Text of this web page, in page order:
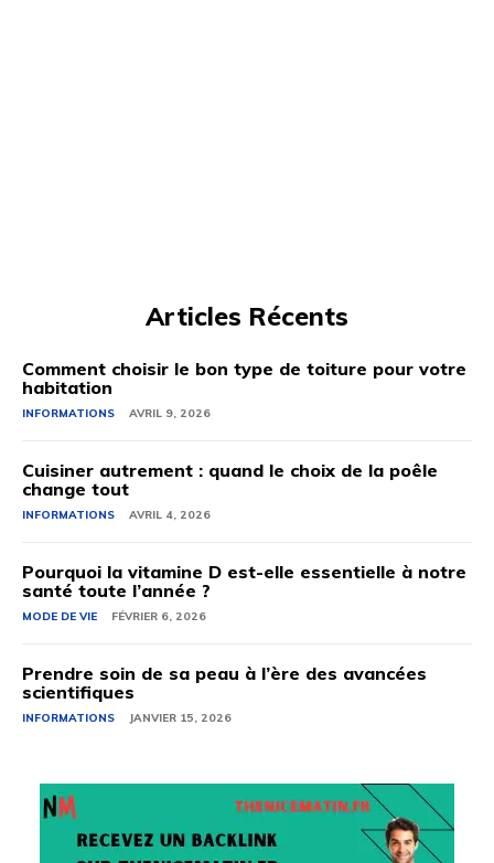
Articles Récents
Comment choisir le bon type de toiture pour votre
habitation
INFORMATIONS AVRIL 9, 2026
Cuisiner autrement : quand le choix de la poêle
change tout
INFORMATIONS AVRIL 4, 2026
Pourquoi la vitamine D est-elle essentielle à notre
santé toute l’année ?
MODE DE VIE FÉVRIER 6, 2026
Prendre soin de sa peau à l’ère des avancées
scientifiques
INFORMATIONS JANVIER 15, 2026